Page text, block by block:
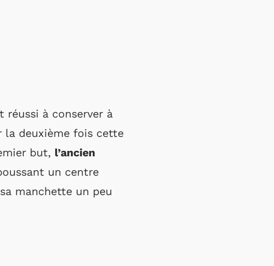
réussi à conserver à
la deuxième fois cette
but, l’ancien
un centre
manchette un peu